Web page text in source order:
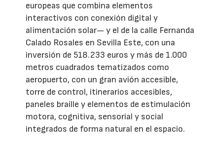
europeas que combina elementos
interactivos con conexión digital y
alimentación solar— y el de la calle Fernanda
Calado Rosales en Sevilla Este, con una
inversión de 518.233 euros y más de 1.000
metros cuadrados tematizados como
aeropuerto, con un gran avión accesible,
torre de control, itinerarios accesibles,
paneles braille y elementos de estimulación
motora, cognitiva, sensorial y social
integrados de forma natural en el espacio.